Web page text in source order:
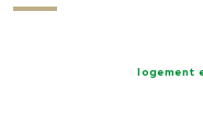
logement